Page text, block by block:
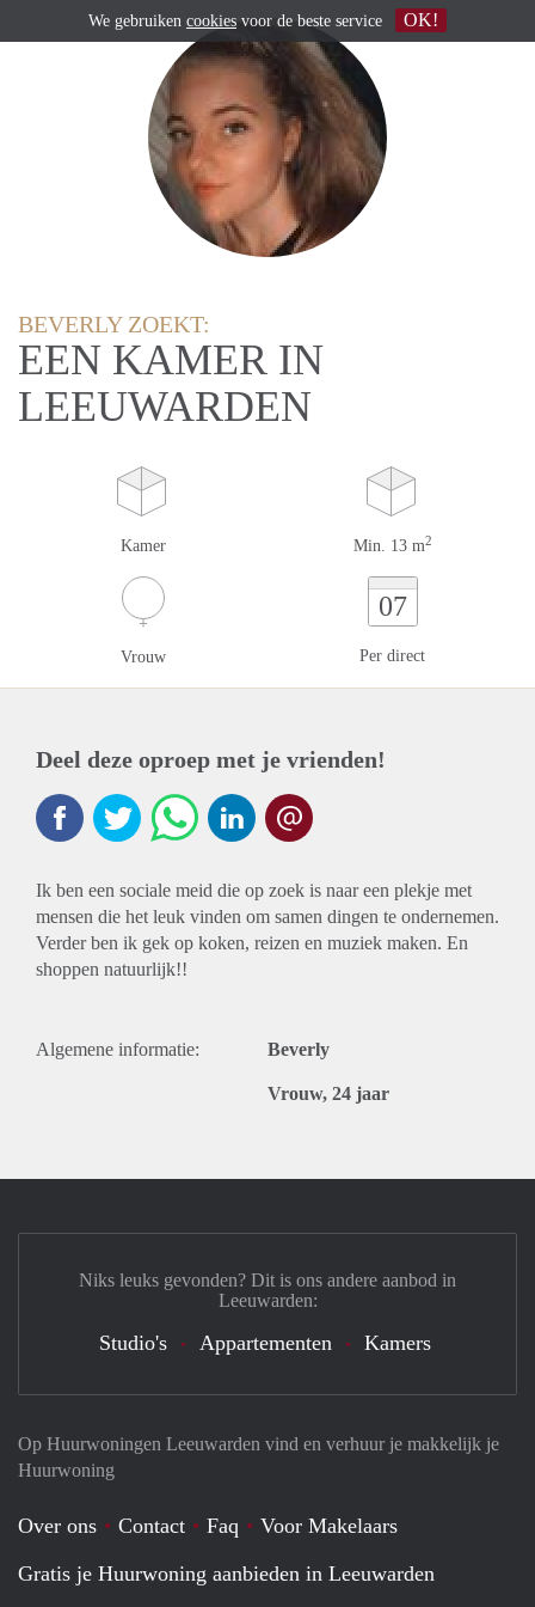
BEVERLY ZOEKT:
EEN KAMER IN
LEEUWARDEN
Kamer Min. 13 m2
Vrouw
07
Per direct
Deel deze oproep met je vrienden!
Ik ben een sociale meid die op zoek is naar een plekje met
mensen die het leuk vinden om samen dingen te ondernemen.
Verder ben ik gek op koken, reizen en muziek maken. En
shoppen natuurlijk!!
Algemene informatie: Beverly
Vrouw, 24 jaar
Op Huurwoningen Leeuwarden vind en verhuur je makkelijk je
Huurwoning
Over ons Contact Faq
Voor Makelaars
Gratis je Huurwoning aanbieden in Leeuwarden
Niks leuks gevonden? Dit is ons andere aanbod in
Leeuwarden:
Studio's Appartementen Kamers
We gebruiken cookies voor de beste service OK!